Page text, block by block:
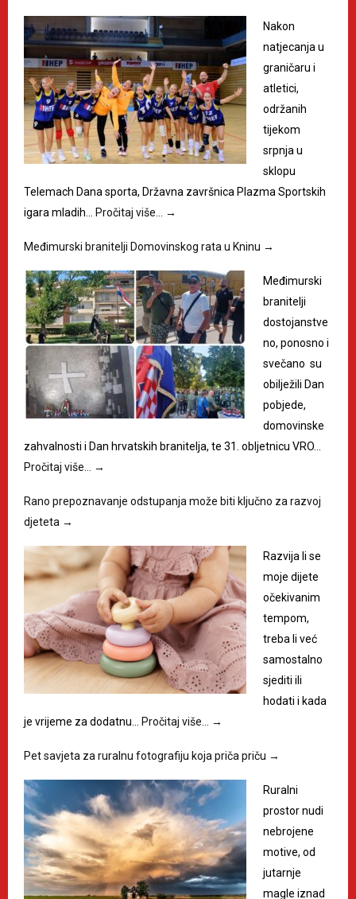
Nakon
natjecanja u
graničaru i
atletici,
održanih
tijekom
srpnja u
sklopu
Telemach Dana sporta, Državna završnica Plazma Sportskih
igara mladih… Pročitaj više… →
Međimurski branitelji Domovinskog rata u Kninu →
Međimurski
branitelji
dostojanstve
no, ponosno i
svečano su
obilježili Dan
pobjede,
domovinske
zahvalnosti i Dan hrvatskih branitelja, te 31. obljetnicu VRO…
Pročitaj više… →
Rano prepoznavanje odstupanja može biti ključno za razvoj
djeteta →
Razvija li se
moje dijete
očekivanim
tempom,
treba li već
samostalno
sjediti ili
hodati i kada
je vrijeme za dodatnu… Pročitaj više… →
Pet savjeta za ruralnu fotografiju koja priča priču →
Ruralni
prostor nudi
nebrojene
motive, od
jutarnje
magle iznad